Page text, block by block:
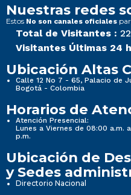
Nuestras redes
Estos No son canales oficiales
Total de Visitantes :
Visitantes Últimas 24
Ubicación Altas
Calle 12 No 7 - 65, Palacio de
Bogotá - Colombia
Horarios de
Atención Presencial:
Lunes a Viernes de 08:00 a.m.
p.m.
Ubicación de
y Sedes
Directorio Nacional